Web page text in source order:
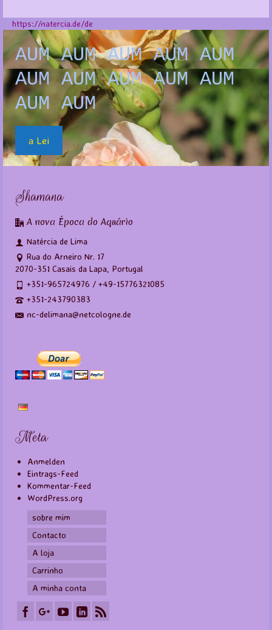
https://natercia.de/de
AUM AUM AUM AUM AUM
AUM AUM AUM AUM AUM
AUM AUM
a Lei
Shamana
A nova Época do Aquário
Natércia de Lima
Rua do Arneiro Nr. 17
2070-351 Casais da Lapa, Portugal
+351-965724976 / +49-15776321085
+351-243790383
nc-delimana@netcologne.de
Meta
Anmelden
Eintrags-Feed
Kommentar-Feed
WordPress.org
sobre mim
Contacto
A loja
Carrinho
A minha conta